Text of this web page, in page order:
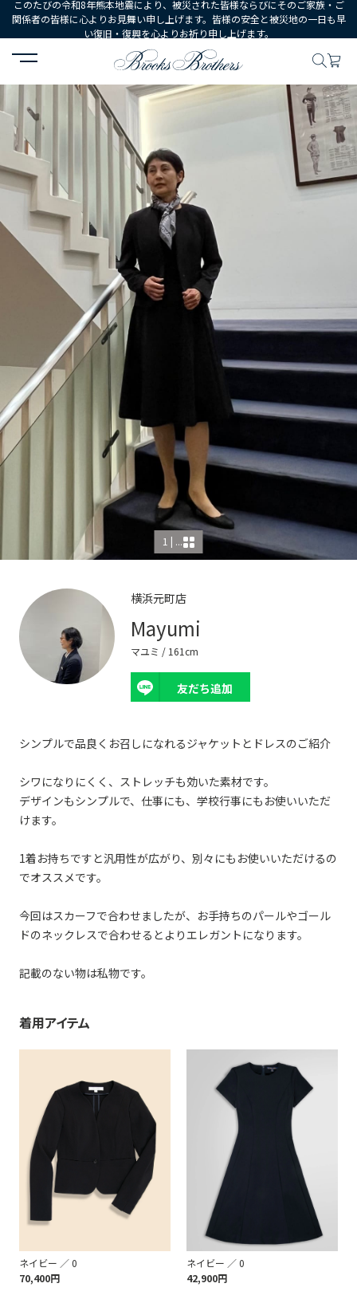
このたびの令和8年熊本地震により、被災された皆様ならびにそのご家族・ご
関係者の皆様に心よりお見舞い申し上げます。皆様の安全と被災地の一日も早
い復旧・復興を心よりお祈り申し上げます。
HOME コーディネート コーディネート詳細
1 | ...
横浜元町店
Mayumi
マユミ / 161cm
友だち追加
シンプルで品良くお召しになれるジャケットとドレスのご紹介
シワになりにくく、ストレッチも効いた素材です。
デザインもシンプルで、仕事にも、学校行事にもお使いいただ
けます。
1着お持ちですと汎用性が広がり、別々にもお使いいただけるの
でオススメです。
今回はスカーフで合わせましたが、お手持ちのパールやゴール
ドのネックレスで合わせるとよりエレガントになります。
記載のない物は私物です。
着用アイテム
ネイビー ／ 0
70,400円
ネイビー ／ 0
42,900円